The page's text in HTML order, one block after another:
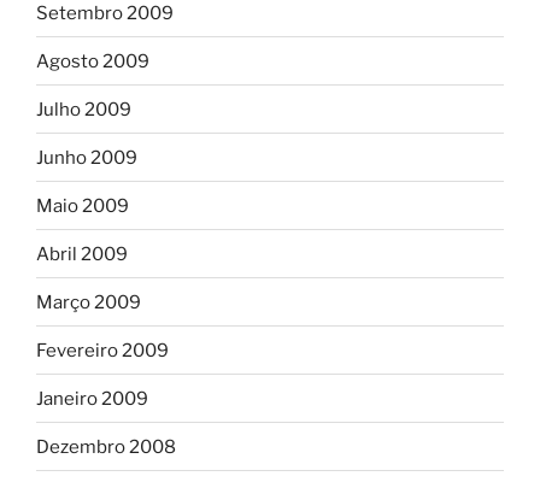
Setembro 2009
Agosto 2009
Julho 2009
Junho 2009
Maio 2009
Abril 2009
Março 2009
Fevereiro 2009
Janeiro 2009
Dezembro 2008